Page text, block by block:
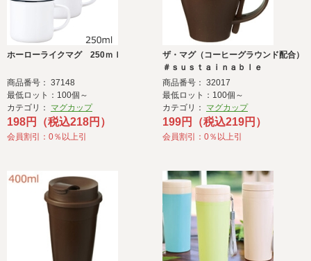
ホーローライクマグ 250ｍｌ
商品番号： 37148
最低ロット：100個～
カテゴリ： マグカップ
198円（税込218円）
会員割引：0％以上引
ザ・マグ（コーヒーグラウンド配合）
＃ｓｕｓｔａｉｎａｂｌｅ
商品番号： 32017
最低ロット：100個～
カテゴリ： マグカップ
199円（税込219円）
会員割引：0％以上引